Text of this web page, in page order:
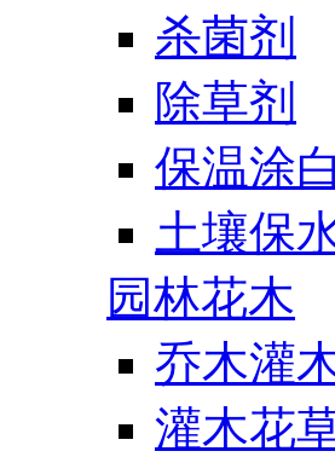
杀菌剂
除草剂
保温涂
土壤保
园林花木
乔木灌
灌木花